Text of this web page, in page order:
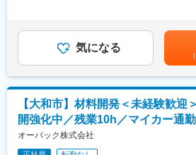
いただくなどのサポートとなります。
学んだ内容や取得した資格は社内評価
め、スキルアップと昇給を同時に実現
また、経験を積んでいただくことで大
り、技術者としての価値をどんどん高
れます。
変更の範囲：会社の定める業務
・品質検証や改善提案の補助
※ご経験スキルに応じて別案件の打診
います。ご面接の際に志向性に合わせ
います。
■入社後について：
経験者チームの一員として、基礎から
攻の方は横須賀エリア、電気電子系専
与：年2回（7月、12月）※過去実績
の金額であり、選考を通じて上下する
額)は固定手当を含めた表記です。
気になる
【大和市】材料開発＜未経験歓
開強化中／残業10h／マイカー通
オーパック株式会社